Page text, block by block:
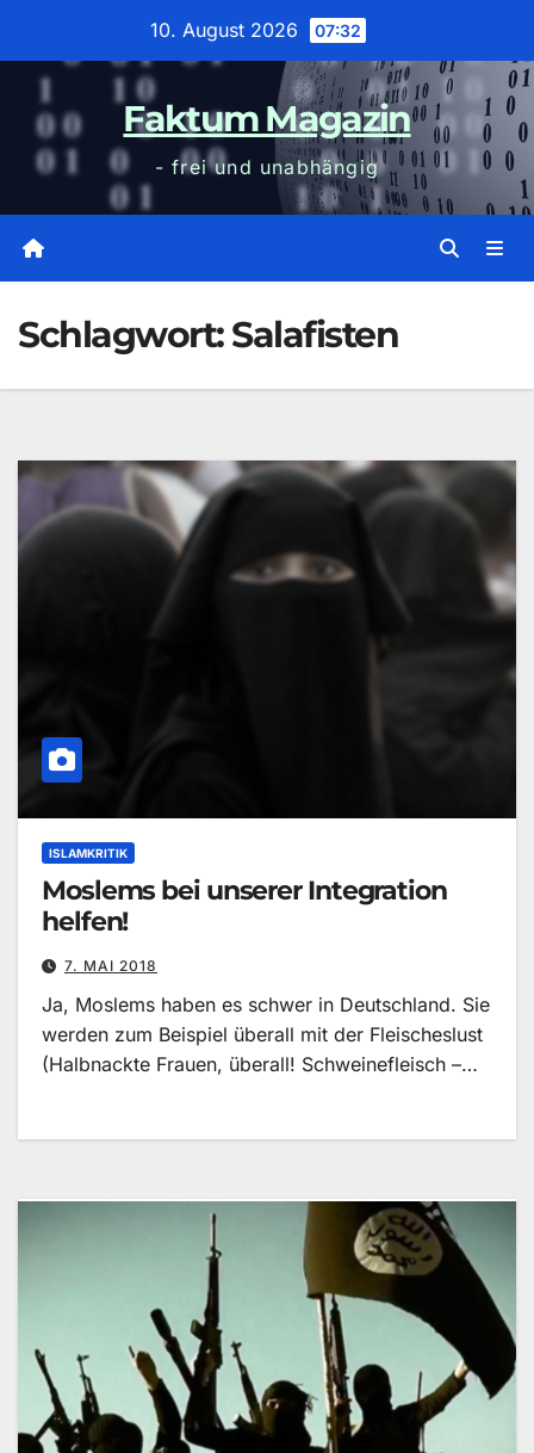
10. August 2026 07:32
Faktum Magazin
- frei und unabhängig
Schlagwort:Salafisten
ISLAMKRITIK
Moslems bei unserer Integration
helfen!
7. MAI 2018
Ja, Moslems haben es schwer in Deutschland. Sie
werden zum Beispiel überall mit der Fleischeslust
(Halbnackte Frauen, überall! Schweinefleisch –…